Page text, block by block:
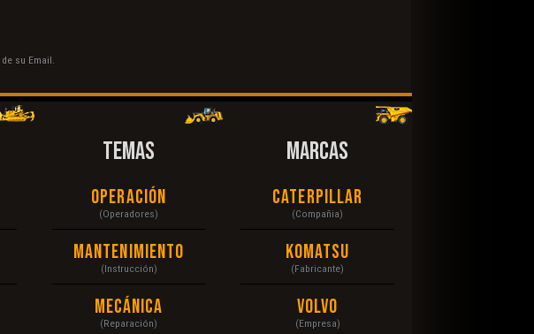
de su Email.
TEMAS
Operación
(Operadores)
Mantenimiento
(Instrucción)
Mecánica
(Reparación)
MARCAS
Caterpillar
(Compañia)
Komatsu
(Fabricante)
Volvo
(Empresa)